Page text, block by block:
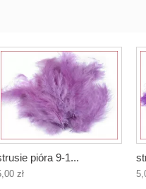
pióra 9-1...
zł